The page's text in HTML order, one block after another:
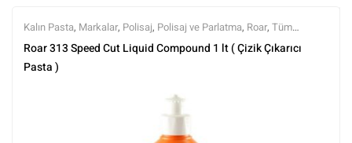
Kalın Pasta, Markalar, Polisaj, Polisaj ve Parlatma, Roar, Tüm
Ürünler,Tüm Ürünler
Roar 313 Speed Cut Liquid Compound 1 lt ( Çizik Çıkarıcı
Pasta )